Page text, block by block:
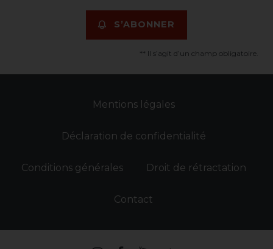
S’ABONNER
** Il s’agit d’un champ obligatoire.
Mentions légales
Déclaration de confidentialité
Conditions générales Droit de rétractation
Contact